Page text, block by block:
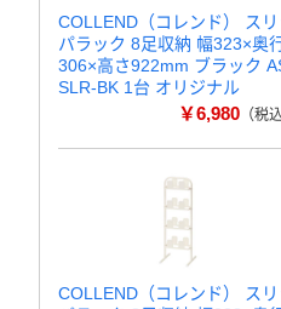
COLLEND（コレンド） スリ
パラック 8足収納 幅323×奥
306×高さ922mm ブラック
SLR-BK 1台 オリジナル
￥6,980 （税
COLLEND（コレンド） スリ